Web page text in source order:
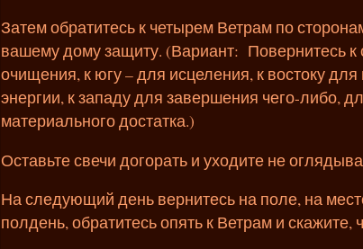
Затем обратитесь к четырем Ветрам по
вашему дому защиту. (Вариант: Повернитесь к
очищения, к югу – для исцеления, к востоку
энергии, к западу для завершения чего-либо,
материального достатка.)
Оставьте свечи догорать и уходите не
На следующий день вернитесь на поле, на
полдень, обратитесь опять к Ветрам и